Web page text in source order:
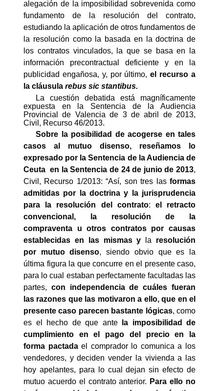
alegación de la imposibilidad sobrevenida como
fundamento de la resolución del contrato,
estudiando la aplicación de otros fundamentos de
la resolución como la basada en la doctrina de
los contratos vinculados, la que se basa en la
información precontractual deficiente y en la
publicidad engañosa, y, por último,el recurso a
la cláusula rebus sic stantibus.
La cuestión debatida está magníficamente
expuesta en la Sentencia de la Audiencia
Provincial de Valencia de 3 de abril de 2013,
Civil, Recurso 46/2013.
Sobre la posibilidad de acogerse en tales
casos al mutuo disenso, reseñamos lo
expresado por la Sentencia de la Audiencia de
Ceuta en la Sentencia de 24 de junio de 2013,
Civil, Recurso 1/2013: “Así, son tres las formas
admitidas por la doctrina y la jurisprudencia
para la resolución del contrato: el retracto
convencional, la resolución de la
compraventa u otros contratos por causas
establecidas en las mismas y la resolución
por mutuo disenso, siendo obvio que es la
última figura la que concurre en el presente caso,
para lo cual estaban perfectamente facultadas las
partes, con independencia de cuáles fueran
las razones que las motivaron a ello, que en el
presente caso parecen bastante lógicas, como
es el hecho de que ante
la imposibilidad de
cumplimiento en el pago del precio en la
forma pactadael comprador lo comunica a los
vendedores, y deciden vender la vivienda a las
hoy apelantes, para lo cual dejan sin efecto de
mutuo acuerdo el contrato anterior. Para ello no